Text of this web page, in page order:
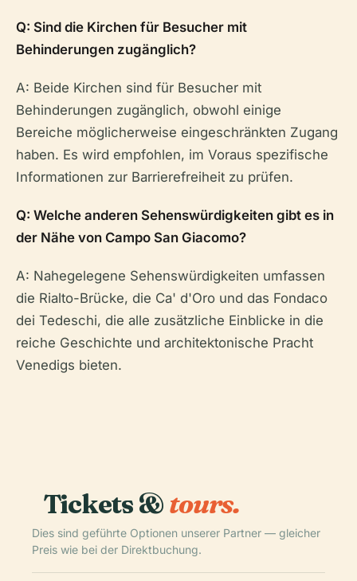
Q: Sind die Kirchen für Besucher mit
Behinderungen zugänglich?
A: Beide Kirchen sind für Besucher mit
Behinderungen zugänglich, obwohl einige
Bereiche möglicherweise eingeschränkten Zugang
haben. Es wird empfohlen, im Voraus spezifische
Informationen zur Barrierefreiheit zu prüfen.
Q: Welche anderen Sehenswürdigkeiten gibt es in
der Nähe von Campo San Giacomo?
A: Nahegelegene Sehenswürdigkeiten umfassen
die Rialto-Brücke, die Ca' d'Oro und das Fondaco
dei Tedeschi, die alle zusätzliche Einblicke in die
reiche Geschichte und architektonische Pracht
Venedigs bieten.
Tickets &tours.
Dies sind geführte Optionen unserer Partner — gleicher
Preis wie bei der Direktbuchung.